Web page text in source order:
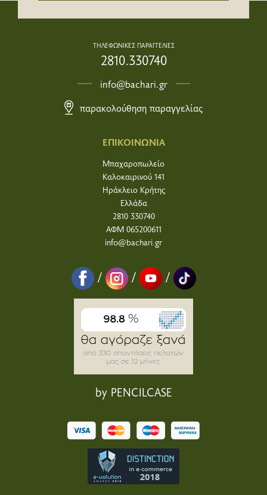
ΕΠΙΚΟΙΝΩΝΙΑ
Μπαχαροπωλείο
Καλοκαιρινού 141
Ηράκλειο Κρήτης
Ελλάδα
2810 330740
ΑΦΜ 065200611
info@bachari.gr
/ / /
by PENCILCASE
ΤΗΛΕΦΩΝΙΚΕΣ ΠΑΡΑΓΓΕΛΙΕΣ
2810.330740
info@bachari.gr
παρακολούθηση παραγγελίας